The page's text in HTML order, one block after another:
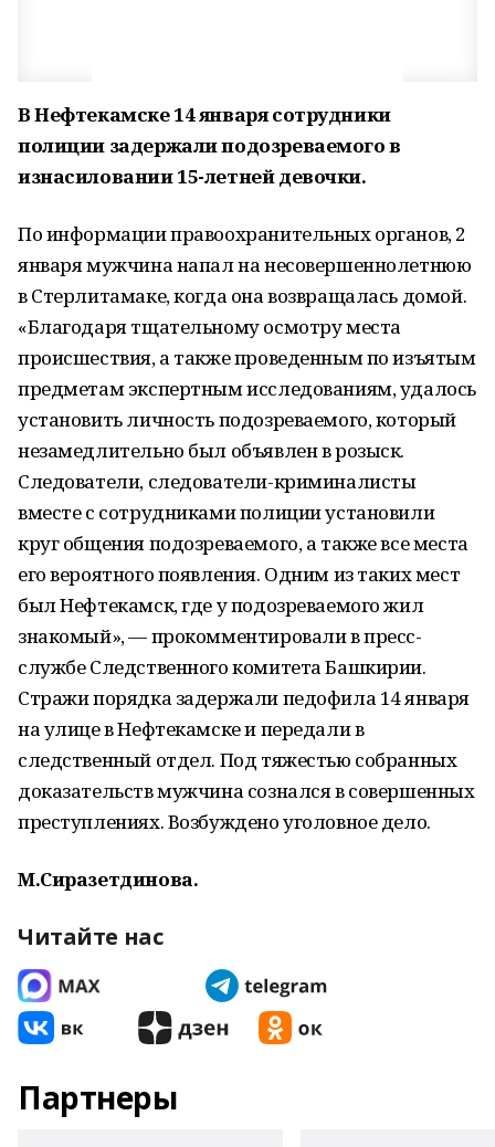
В Нефтекамске 14 января сотрудники
полиции задержали подозреваемого в
изнасиловании 15-летней девочки.
По информации правоохранительных органов, 2
января мужчина напал на несовершеннолетнюю
в Стерлитамаке, когда она возвращалась домой.
«Благодаря тщательному осмотру места
происшествия, а также проведенным по изъятым
предметам экспертным исследованиям, удалось
установить личность подозреваемого, который
незамедлительно был объявлен в розыск.
Следователи, следователи-криминалисты
вместе с сотрудниками полиции установили
круг общения подозреваемого, а также все места
его вероятного появления. Одним из таких мест
был Нефтекамск, где у подозреваемого жил
знакомый», — прокомментировали в пресс-
службе Следственного комитета Башкирии.
Стражи порядка задержали педофила 14 января
на улице в Нефтекамске и передали в
следственный отдел. Под тяжестью собранных
доказательств мужчина сознался в совершенных
преступлениях. Возбуждено уголовное дело.
М.Сиразетдинова.
Читайте нас
Партнеры